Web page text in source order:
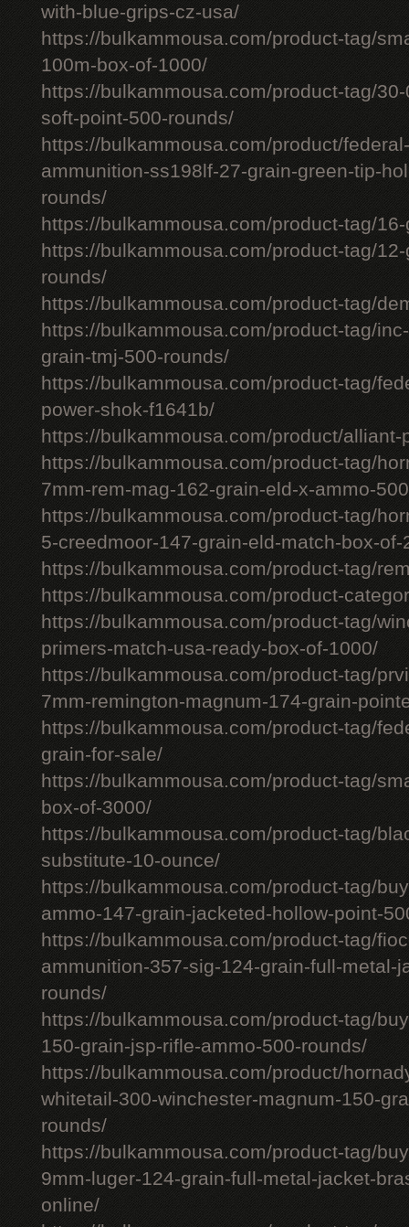
with-blue-grips-cz-usa/
https://bulkammousa.com/product-tag/
100m-box-of-1000/
https://bulkammousa.com/product-tag/
soft-point-500-rounds/
https://bulkammousa.com/product/
ammunition-ss198lf-27-grain-green-tip-
rounds/
https://bulkammousa.com/product-tag/
https://bulkammousa.com/product-tag/
rounds/
https://bulkammousa.com/product-tag/
https://bulkammousa.com/product-tag/
grain-tmj-500-rounds/
https://bulkammousa.com/product-tag/
power-shok-f1641b/
https://bulkammousa.com/product/alliant-
https://bulkammousa.com/product-tag/
7mm-rem-mag-162-grain-eld-x-ammo-
https://bulkammousa.com/product-tag/
5-creedmoor-147-grain-eld-match-box-of-
https://bulkammousa.com/product-tag/
https://bulkammousa.com/product-
https://bulkammousa.com/product-tag/
primers-match-usa-ready-box-of-1000/
https://bulkammousa.com/product-tag/
7mm-remington-magnum-174-grain-
https://bulkammousa.com/product-tag/
grain-for-sale/
https://bulkammousa.com/product-tag/
box-of-3000/
https://bulkammousa.com/product-tag/
substitute-10-ounce/
https://bulkammousa.com/product-tag/
ammo-147-grain-jacketed-hollow-point-
https://bulkammousa.com/product-tag/
ammunition-357-sig-124-grain-full-metal-
rounds/
https://bulkammousa.com/product-tag/
150-grain-jsp-rifle-ammo-500-rounds/
https://bulkammousa.com/product/
whitetail-300-winchester-magnum-150-
rounds/
https://bulkammousa.com/product-tag/
9mm-luger-124-grain-full-metal-jacket-
online/